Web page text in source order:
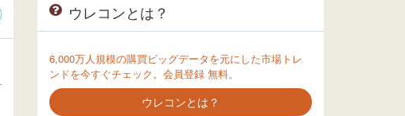
ウレコンとは？
6,000万人規模の購買ビッグデータを元にした市場トレ
ンドを今すぐチェック。会員登録 無料。
ウレコンとは？